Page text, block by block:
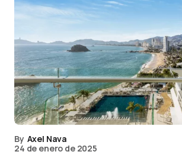
By Axel Nava
24 de enero de 2025